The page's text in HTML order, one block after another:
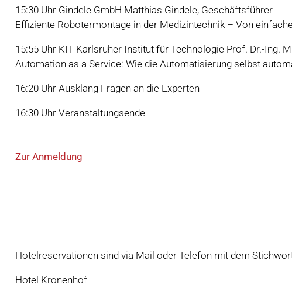
15:30 Uhr Gindele GmbH Matthias Gindele, Geschäftsführer
Effiziente Robotermontage in der Medizintechnik – Von
15:55 Uhr KIT Karlsruher Institut für Technologie Prof. Dr.-Ing.
Automation as a Service: Wie die Automatisierung selbst
16:20 Uhr Ausklang Fragen an die Experten
16:30 Uhr Veranstaltungsende
Zur Anmeldung
Hotelreservationen sind via Mail oder Telefon mit dem
Hotel Kronenhof